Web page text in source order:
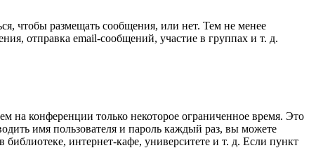
чтобы размещать сообщения, или нет. Тем не менее
отправка email-сообщений, участие в группах и т. д.
на конференции только некоторое ограниченное время. Это
имя пользователя и пароль каждый раз, вы можете
интернет-кафе, университете и т. д. Если пункт